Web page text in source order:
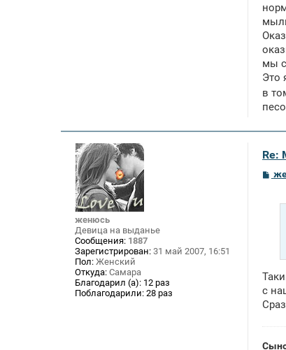
мы
Это
в
женюсь
Девица на выданье
Сообщения: 1887
Зарегистрирован: 31 май 2007, 16:51
Пол: Женский
Откуда: Самара
Благодарил (а): 12 раз
Поблагодарили: 28 раз
Re:
С
с